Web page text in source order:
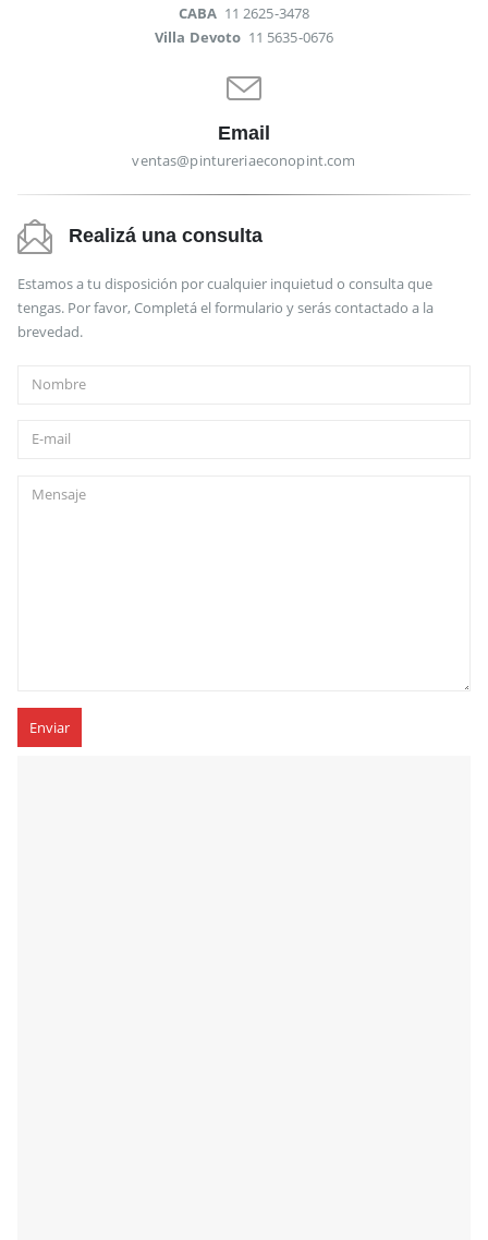
CABA 11 2625-3478
Villa Devoto 11 5635-0676
Email
ventas@pintureriaeconopint.com
Realizá una consulta
Estamos a tu disposición por cualquier inquietud o consulta que
tengas. Por favor, Completá el formulario y serás contactado a la
brevedad.